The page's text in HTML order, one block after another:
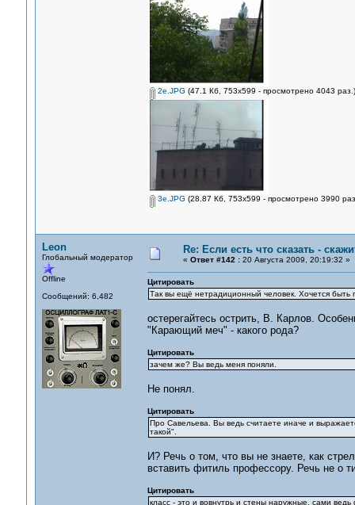
2e.JPG (47.1 Кб, 753x599 - просмотрено 4043 раз.)
3e.JPG (28.87 Кб, 753x599 - просмотрено 3990
Leon
Глобальный модератор
Offline
Сообщений: 6,482
Re: Если есть что сказать -
« Ответ #142 :20 Августа 2009, 20:19:32 »
Цитировать
Так вы ещё нетрадиционный человек. Хочется
остерегайтесь острить, В. Карлов.
"Карающий меч" - какого рода?
Цитировать
зачем же? Вы ведь меня поняли.
Не понял.
Цитировать
Про Савельева. Вы ведь считаете иначе и
такой".
И? Речь о том, что вы не знаете, как
вставить фитиль профессору. Речь не о
Цитировать
класс - это и вовнутрь и стены наружные. сами